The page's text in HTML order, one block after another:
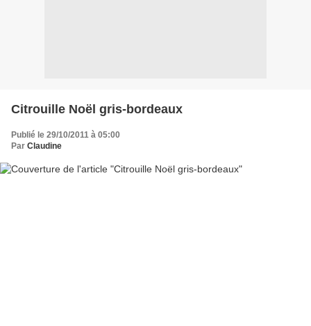
Citrouille Noël gris-bordeaux
Publié le 29/10/2011 à 05:00
Par Claudine